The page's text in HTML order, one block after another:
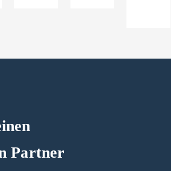
Partner